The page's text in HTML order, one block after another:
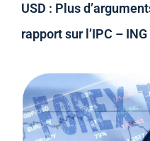
USD : Plus
rapport sur l’IPC – ING